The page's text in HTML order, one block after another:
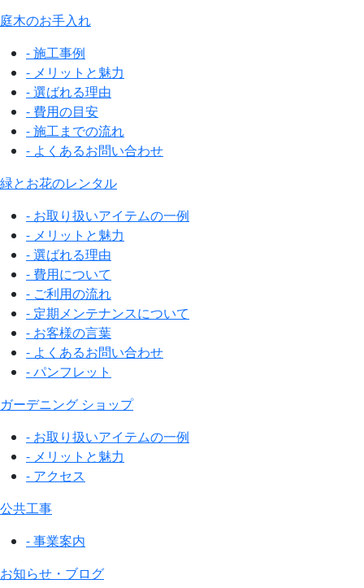
庭木のお手入れ
- 施工事例
- メリットと魅力
- 選ばれる理由
- 費用の目安
- 施工までの流れ
- よくあるお問い合わせ
緑とお花のレンタル
- お取り扱いアイテムの一例
- メリットと魅力
- 選ばれる理由
- 費用について
- ご利用の流れ
- 定期メンテナンスについて
- お客様の言葉
- よくあるお問い合わせ
- パンフレット
ガーデニング ショップ
- お取り扱いアイテムの一例
- メリットと魅力
- アクセス
公共工事
- 事業案内
お知らせ・ブログ